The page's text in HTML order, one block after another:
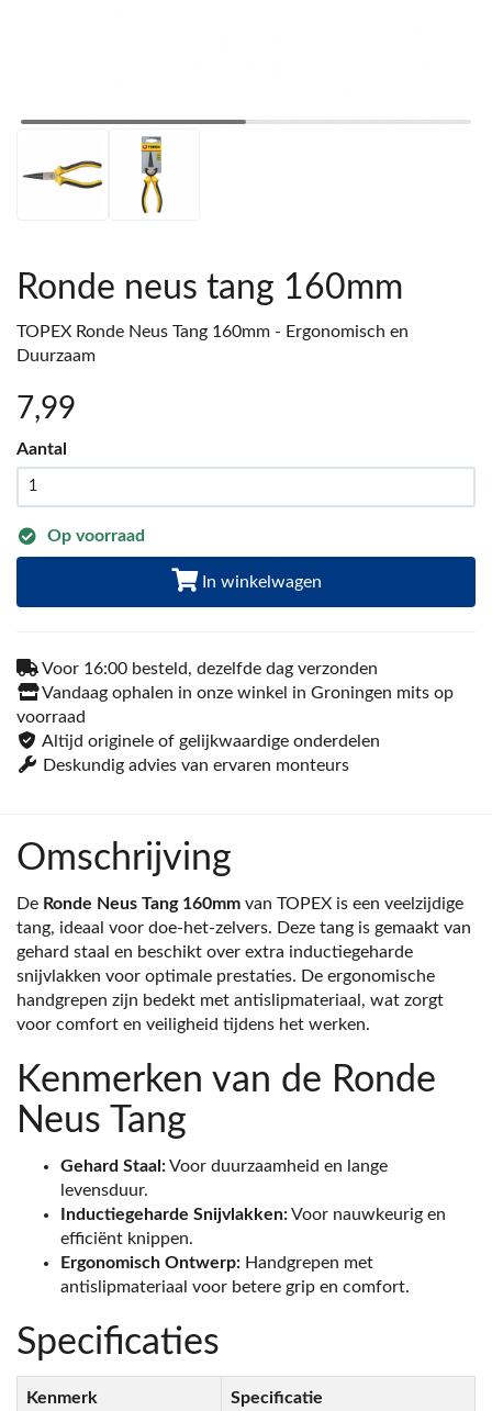
Ronde neus tang 160mm
TOPEX Ronde Neus Tang 160mm - Ergonomisch en
Duurzaam
7,99
Aantal
Op voorraad
In winkelwagen
Voor 16:00 besteld, dezelfde dag verzonden
Vandaag ophalen in onze winkel in Groningen mits op
voorraad
Altijd originele of gelijkwaardige onderdelen
Deskundig advies van ervaren monteurs
Omschrijving
De Ronde Neus Tang 160mm van TOPEX is een veelzijdige
tang, ideaal voor doe-het-zelvers. Deze tang is gemaakt van
gehard staal en beschikt over extra inductiegeharde
snijvlakken voor optimale prestaties. De ergonomische
handgrepen zijn bedekt met antislipmateriaal, wat zorgt
voor comfort en veiligheid tijdens het werken.
Kenmerken van de Ronde
Neus Tang
Gehard Staal:Voor duurzaamheid en lange
levensduur.
Inductiegeharde Snijvlakken:Voor nauwkeurig en
efficiënt knippen.
Ergonomisch Ontwerp: Handgrepen met
antislipmateriaal voor betere grip en comfort.
Specificaties
Kenmerk Specificatie